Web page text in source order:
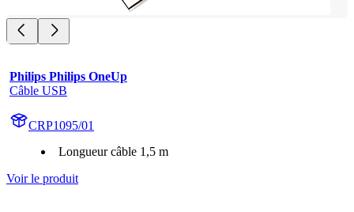
Philips Philips OneUp
Câble USB
CRP1095/01
Longueur câble 1,5 m
Voir le produit